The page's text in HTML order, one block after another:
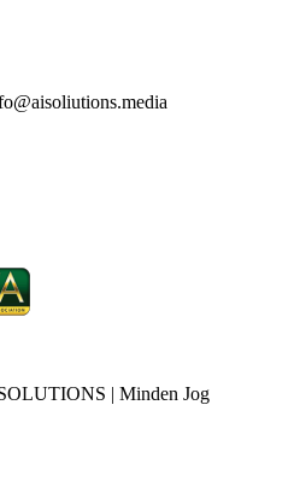
| Minden Jog